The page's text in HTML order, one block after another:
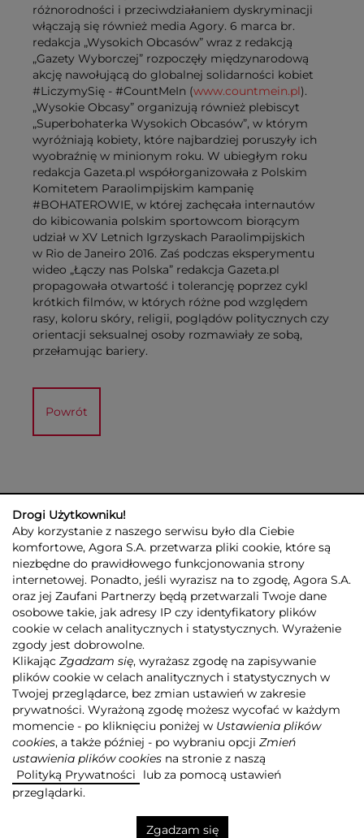
różnorodności i przeciwdziałaniem dyskryminacji
włączają się również media Agory. 6 marca br.
redakcja „Wysokich Obcasów” wraz z redakcją
„Gazety Wyborczej” rozpoczęły międzynarodową
akcję nawołującą do globalnej solidarności kobiet
#LiczymySię - #CountMeIn (www.countmein.pl).
„Wysokie Obcasy” organizują również plebiscyt
„Superbohaterka Wysokich Obcasów”, w którym
wyróżniają kobiety, które najbardziej poruszyły ich
wyobraźnię w minionym roku. W ubiegłym roku
redakcja Gazeta.pl współorganizowała z Polskim
Komitetem Paraolimpijskim kampanię
#BOHATEROWIE, w której zachęcała internautów
do kibicowania polskim sportowcom biorącym
udział w XV Letnich Igrzyskach Paraolimpijskich
w Rio de Janeiro 2016. Zaś podczas eksperymentu
wideo „Łączy nas Polska” redakcja Gazeta.pl
propagowała otwartość i tolerancję poprzez cykl
krótkich filmów, w których różne pod względem
rasy, koloru skóry, religii, poglądów politycznych czy
orientacji seksualnej osoby rozmawiały ze sobą,
przełamując bariery.
Powrót
GRUPA AGORA DLA INWESTORÓW DLA MEDIÓW
REKLAMA
ESG
KONTAKT
© 2026 Copyright AGORA SA
POLITYKA PRYWATNOŚCI AGORA S.A.
POLITYKA PRYWATNOŚCI SERWISU AGORA.PL
POLITYKA TRANSPARENTNOŚCI
ZASTRZEŻENIE PRAWNOAUTORSKIE
INFORMACJE O USŁUGACH MEDIALNYCH
MAPA SERWISU RSS
Realizacja
Drogi Użytkowniku!
Aby korzystanie z naszego serwisu było dla Ciebie
komfortowe, Agora S.A. przetwarza pliki cookie, które są
niezbędne do prawidłowego funkcjonowania strony
internetowej. Ponadto, jeśli wyrazisz na to zgodę, Agora S.A.
oraz jej Zaufani Partnerzy będą przetwarzali Twoje dane
osobowe takie, jak adresy IP czy identyfikatory plików
cookie w celach analitycznych i statystycznych. Wyrażenie
zgody jest dobrowolne.
Klikając Zgadzam się, wyrażasz zgodę na zapisywanie
plików cookie w celach analitycznych i statystycznych w
Twojej przeglądarce, bez zmian ustawień w zakresie
prywatności. Wyrażoną zgodę możesz wycofać w każdym
momencie - po kliknięciu poniżej w Ustawienia plików
cookies, a także później - po wybraniu opcji Zmień
ustawienia plików cookies na stronie z naszą
Polityką Prywatności
lub za pomocą ustawień
przeglądarki.
Zgadzam się